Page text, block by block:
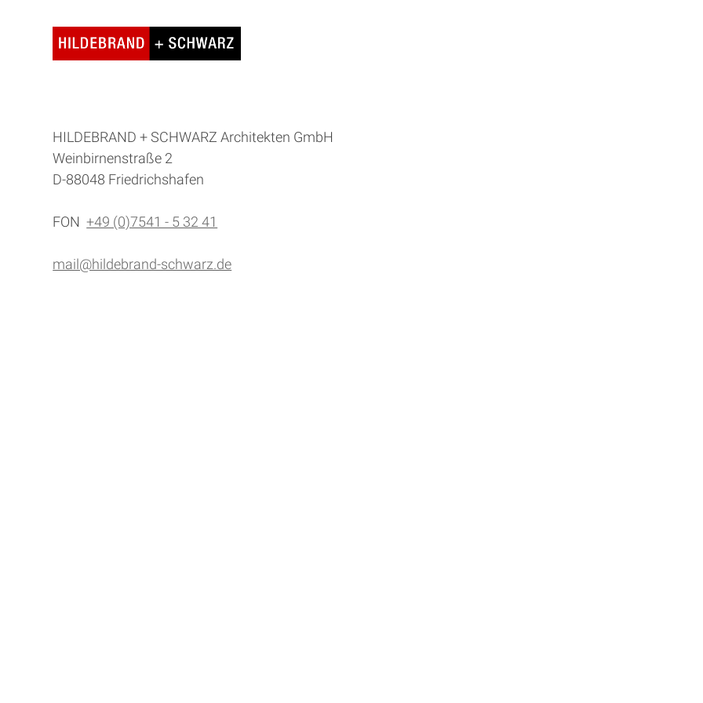
HILDEBRAND + SCHWARZ Architekten GmbH
Weinbirnenstraße 2
D-88048 Friedrichshafen
FON+49 (0)7541 - 5 32 41
mail@hildebrand-schwarz.de